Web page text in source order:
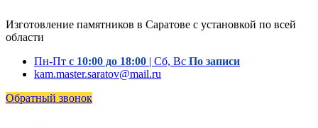
Изготовление памятников в Саратове с установкой по всей
области
Пн-Пт с 10:00 до 18:00 | Сб, Вс По записи
kam.master.saratov@mail.ru
Обратный звонок